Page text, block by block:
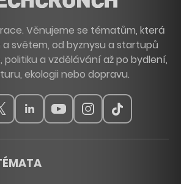
Věnujeme se tématům, která
a světem, od byznysu a startupů
a vzdělávání až po bydlení,
ekologii nebo dopravu.